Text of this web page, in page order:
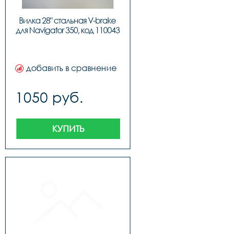
Вилка 28" стальная V-brake
для Navigator 350, код 110043
добавить в сравнение
1050 руб.
КУПИТЬ